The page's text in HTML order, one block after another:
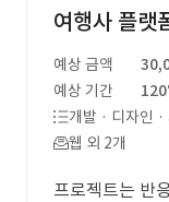
여행사 플랫
예상 금액
예상 기간
120
개발 · 디자인 ·
웹 외 2개
프로젝트는 반